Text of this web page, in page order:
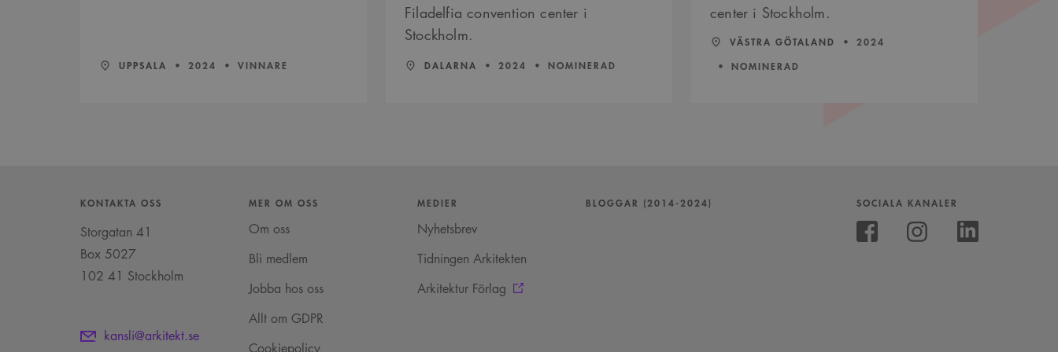
LÄN::
UPPSALA ÅR:
2024 VINNARE
Filadelfia convention center i
Stockholm.
LÄN::
DALARNA ÅR:
2024 NOMINERAD
center i Stockholm.
LÄN::
VÄSTRA GÖTALAND ÅR:
2024
NOMINERAD
KONTAKTA OSS
Storgatan 41
Box 5027
102 41 Stockholm
kansli@arkitekt.se
MER OM OSS
Om oss
Bli medlem
Jobba hos oss
Allt om GDPR
Cookiepolicy
MEDIER
Nyhetsbrev
Tidningen Arkitekten
Arkitektur Förlag
BLOGGAR (2014-2024) SOCIALA KANALER
Följ
oss